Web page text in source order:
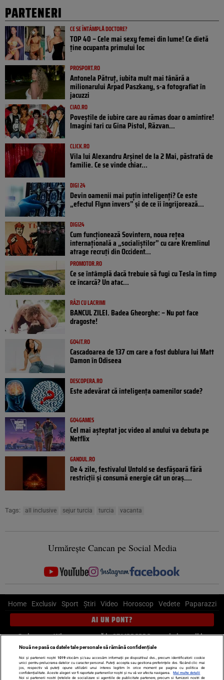
PARTENERI
CE SE ÎNTÂMPLĂ DOCTORE?
TOP 40 – Cele mai sexy femei din lume! Ce dietă
ține ocupanta primului loc
PROSPORT.RO
Antonela Pătruț, iubita mult mai tânără a
milionarului Arpad Paszkany, s-a fotografiat în
jacuzzi
CIAO.RO
Poveştile de iubire care au rămas doar o amintire!
Imagini tari cu Gina Pistol, Răzvan...
CLICK.RO
Vila lui Alexandru Arșinel de la 2 Mai, păstrată de
familie. Ce se vinde chiar...
DIGI 24
Devin oamenii mai puțin inteligenți? Ce este
„efectul Flynn invers” și de ce îi îngrijorează...
DIGI24
Cum funcționează Sovintern, noua rețea
internațională a „socialiștilor” cu care Kremlinul
atrage recruți din Occident...
PROMOTOR.RO
Ce se întâmplă dacă trebuie să fugi cu Tesla în timp
ce încarcă? Un atac...
RÂZI CU LACRIMI
BANCUL ZILEI. Badea Gheorghe: – Nu pot face
dragoste!
GO4IT.RO
Cascadoarea de 137 cm care a fost dublura lui Matt
Damon în Odiseea
DESCOPERA.RO
Este adevărat că inteligența oamenilor scade?
GO4GAMES
Cel mai așteptat joc video al anului va debuta pe
Netflix
GANDUL.RO
De 4 zile, festivalul Untold se desfășoară fără
restricții și consumă energie cât un oraș....
Tags: all inclusive sejur turcia turcia vacanta
Urmărește Cancan pe Social Media
Home Exclusiv Sport Știri Video Horoscop Vedete Paparazzi
AI UN PONT?
Scrie-ne pe Whatsapp, sună la 0741226226 sau trimite mail la
pont@cancan.ro
Știri interne Știri externe Politică
Nouă ne pasă ca datele tale personale să rămână confidențiale
Noi și partenerii noștri 1019stocăm și/sau accesăm informații pe dispozitivul dvs., precum identificatorii cookie
unici pentru prelucrarea datelor cu caracter personal. Puteți accepta sau gestiona preferințele dvs. făcând clic mai
jos, respectiv vă puteți opune utilizării unui interes legitim în orice moment pe pagina cu politica de
confidențialitate. Aceste alegeri vor fi raportate partenerilor noștri și nu vă vor afecta navigarea.
Mai multe detalii
Noi si partenerii nostri (retelele de socializare si agentiile de publicitate partenere, precum si furnizorii nostri de